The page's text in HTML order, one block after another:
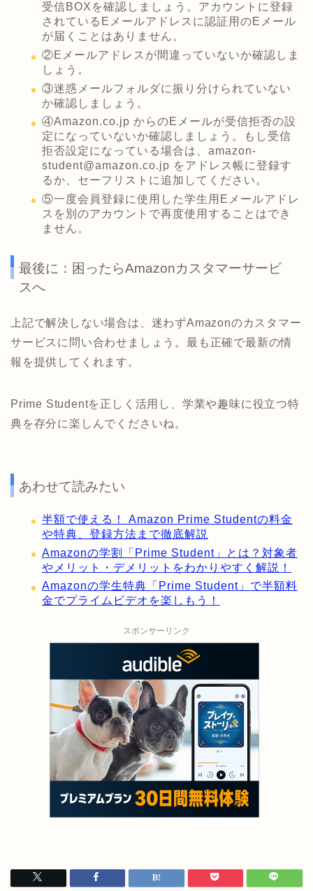
受信BOXを確認しましょう。アカウントに登録
されているEメールアドレスに認証用のEメール
が届くことはありません。
②Eメールアドレスが間違っていないか確認しま
しょう。
③迷惑メールフォルダに振り分けられていない
か確認しましょう。
④Amazon.co.jp からのEメールが受信拒否の設
定になっていないか確認しましょう。もし受信
拒否設定になっている場合は、amazon-
student@amazon.co.jp をアドレス帳に登録す
るか、セーフリストに追加してください。
⑤一度会員登録に使用した学生用Eメールアドレ
スを別のアカウントで再度使用することはでき
ません。
最後に：困ったらAmazonカスタマーサービ
スへ
上記で解決しない場合は、迷わずAmazonのカスタマー
サービスに問い合わせましょう。最も正確で最新の情
報を提供してくれます。
Prime Studentを正しく活用し、学業や趣味に役立つ特
典を存分に楽しんでくださいね。
あわせて読みたい
半額で使える！ Amazon Prime Studentの料金
や特典、登録方法まで徹底解説
Amazonの学割「Prime Student」とは？対象者
やメリット・デメリットをわかりやすく解説！
Amazonの学生特典「Prime Student」で半額料
金でプライムビデオを楽しもう！
スポンサーリンク